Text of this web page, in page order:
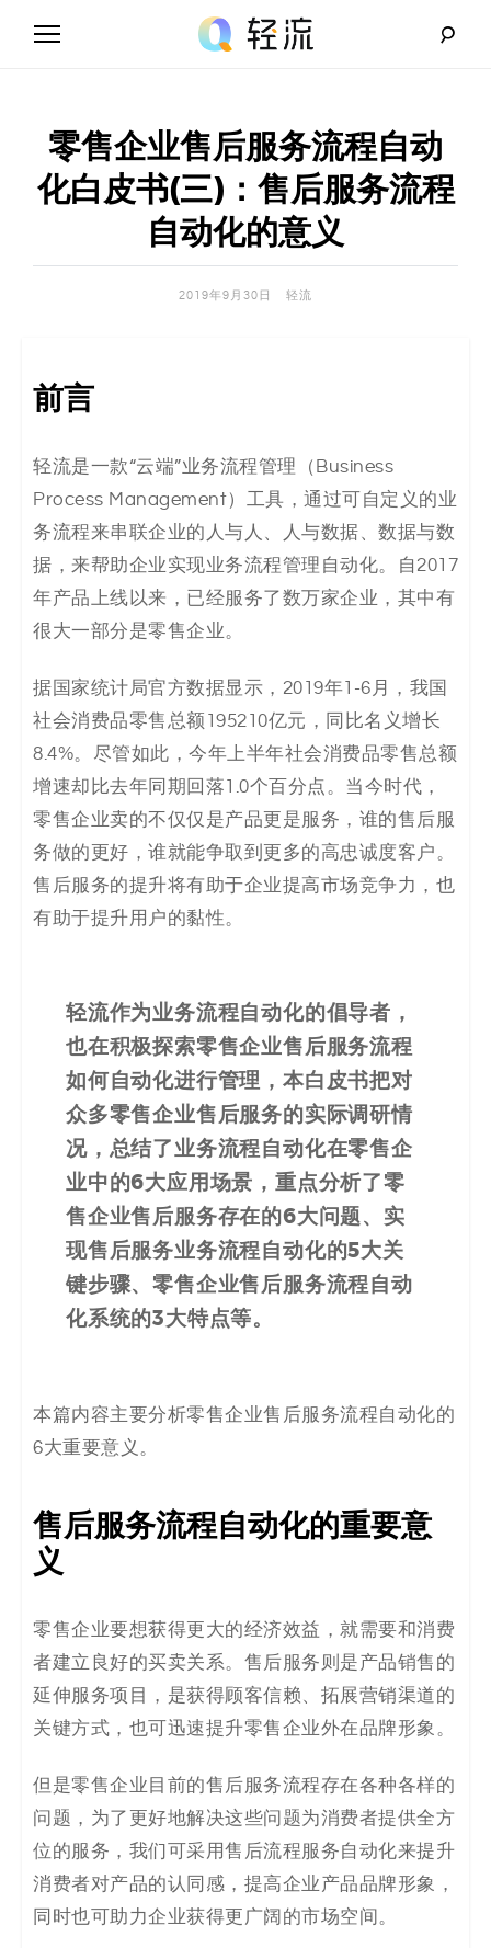
流
_
I
码
解
决
方
案
低
代
码
_
零
码
案
例
白
皮
书
零售企业售后服务流程自动
化白皮书(三)：售后服务流程
自动化的意义
2019年9月30日 轻流
前言
轻流是一款“云端”业务流程管理（Business
Process Management）工具，通过可自定义的业
务流程来串联企业的人与人、人与数据、数据与数
据，来帮助企业实现业务流程管理自动化。自2017
年产品上线以来，已经服务了数万家企业，其中有
很大一部分是零售企业。
据国家统计局官方数据显示，2019年1-6月，我国
社会消费品零售总额195210亿元，同比名义增长
8.4%。尽管如此，今年上半年社会消费品零售总额
增速却比去年同期回落1.0个百分点。当今时代，
零售企业卖的不仅仅是产品更是服务，谁的售后服
务做的更好，谁就能争取到更多的高忠诚度客户。
售后服务的提升将有助于企业提高市场竞争力，也
有助于提升用户的黏性。
轻流作为业务流程自动化的倡导者，
也在积极探索零售企业售后服务流程
如何自动化进行管理，本白皮书把对
众多零售企业售后服务的实际调研情
况，总结了业务流程自动化在零售企
业中的6大应用场景，重点分析了零
售企业售后服务存在的6大问题、实
现售后服务业务流程自动化的5大关
键步骤、零售企业售后服务流程自动
化系统的3大特点等。
本篇内容主要分析零售企业售后服务流程自动化的
6大重要意义。
售后服务流程自动化的重要意
义
零售企业要想获得更大的经济效益，就需要和消费
者建立良好的买卖关系。售后服务则是产品销售的
延伸服务项目，是获得顾客信赖、拓展营销渠道的
关键方式，也可迅速提升零售企业外在品牌形象。
但是零售企业目前的售后服务流程存在各种各样的
问题，为了更好地解决这些问题为消费者提供全方
位的服务，我们 可采用售后流程服务自动化来提升
消费者对产品的认同感，提高企业产品品牌形象，
同时也可助力企业获得更 广阔 的市场空间。